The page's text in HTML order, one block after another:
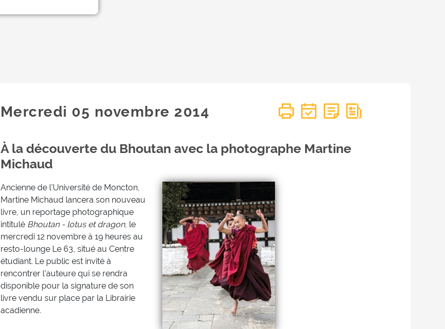
Mercredi 05 novembre 2014
À la découverte du Bhoutan avec la photographe Martine
Michaud
Ancienne de l’Université de Moncton,
Martine Michaud lancera son nouveau
livre, un reportage photographique
intitulé Bhoutan - lotus et dragon, le
mercredi 12 novembre à 19 heures au
resto-lounge Le 63, situé au Centre
étudiant. Le public est invité à
rencontrer l’auteure qui se rendra
disponible pour la signature de son
livre vendu sur place par la Librairie
acadienne.